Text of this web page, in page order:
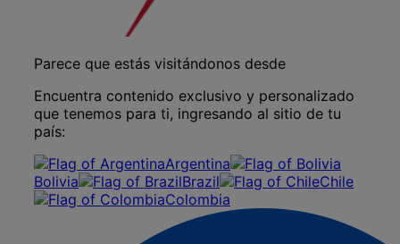
Parece que estás visitándonos desde
Encuentra contenido exclusivo y personalizado
que tenemos para ti, ingresando al sitio de tu
país:
Argentina
Bolivia
Brazil
Chile
Colombia